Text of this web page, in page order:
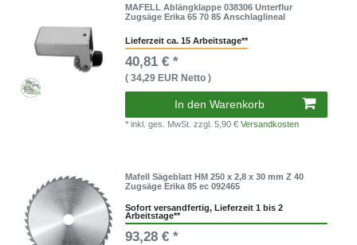
MAFELL Ablängklappe 038306 Unterflur
Zugsäge Erika 65 70 85 Anschlaglineal
Lieferzeit ca. 15 Arbeitstage**
40,81 € *
( 34,29 EUR Netto )
In den Warenkorb
* inkl. ges. MwSt.zzgl. 5,90 €Versandkosten
Mafell Sägeblatt HM 250 x 2,8 x 30 mm Z 40
Zugsäge Erika 85 ec 092465
Sofort versandfertig, Lieferzeit 1 bis 2
Arbeitstage**
93,28 € *